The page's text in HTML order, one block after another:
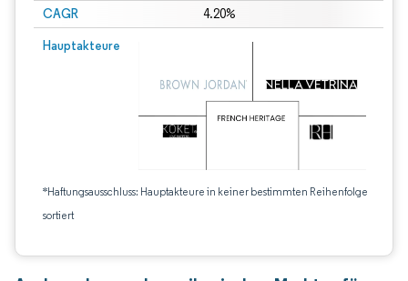
CAGR 4.20%
Hauptakteure
*Haftungsausschluss: Hauptakteure in keiner bestimmten Reihenfolge
sortiert